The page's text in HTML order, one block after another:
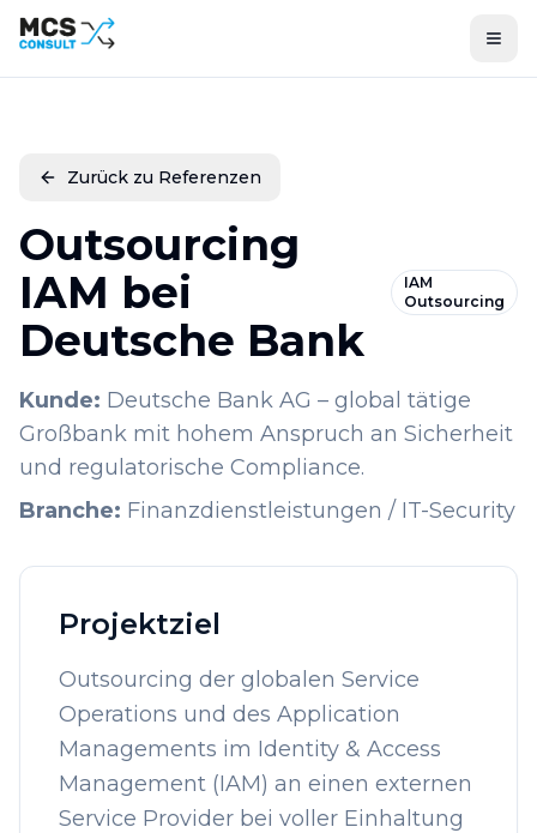
Zurück zu Referenzen
Outsourcing
IAM bei
Deutsche Bank
IAM
Outsourcing
Kunde: Deutsche Bank AG – global tätige
Großbank mit hohem Anspruch an Sicherheit
und regulatorische Compliance.
Branche: Finanzdienstleistungen / IT-Security
Projektziel
Outsourcing der globalen Service
Operations und des Application
Managements im Identity & Access
Management (IAM) an einen externen
Service Provider bei voller Einhaltung